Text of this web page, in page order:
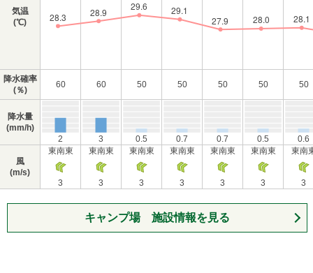
気温
(℃)
降水確率
(％)
60 60 50 50 50 50 50
降水量
(mm/h)
2
3 0.5 0.7 0.7 0.5 0.6
風
(m/s)
東南東
3
東南東
3
東南東
3
東南東
3
東南東
3
東南東
3
東南
3
キャンプ場 施設情報を見る